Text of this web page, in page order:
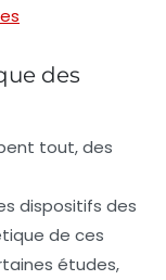
des
tout, des
dispositifs des
de ces
études,